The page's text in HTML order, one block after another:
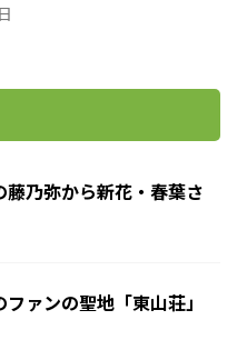
藤乃弥から新花・春葉さ
ァンの聖地「東山荘」